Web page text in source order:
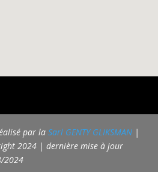
par la Sarl GENTY GLIKSMAN |
2024 | dernière mise à jour
2024